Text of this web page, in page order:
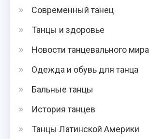
Современный танец
Танцы и здоровье
Новости танцевального мира
Одежда и обувь для танца
Бальные танцы
История танцев
Танцы Латинской Америки